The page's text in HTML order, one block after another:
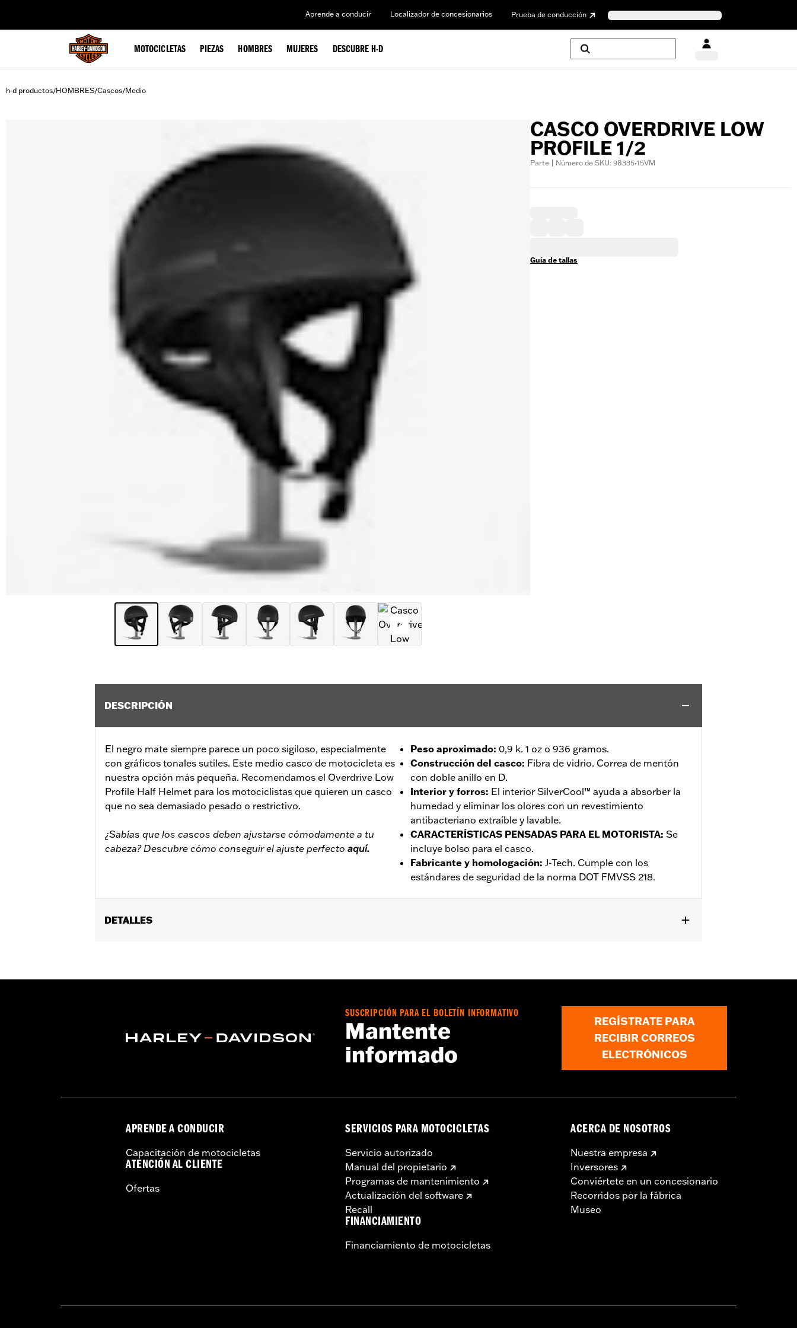
Aprende a conducir Localizador de concesionarios Prueba de conducción
MOTOCICLETAS PIEZAS HOMBRES MUJERES DESCUBRE H-D
h-d productos/HOMBRES/Cascos/Medio
CASCO OVERDRIVE LOW
PROFILE 1/2
Parte | Número de SKU: 98335-15VM
Guía de tallas
DESCRIPCIÓN
El negro mate siempre parece un poco sigiloso, especialmente
con gráficos tonales sutiles. Este medio casco de motocicleta es
nuestra opción más pequeña. Recomendamos el Overdrive Low
Profile Half Helmet para los motociclistas que quieren un casco
que no sea demasiado pesado o restrictivo.
¿Sabías que los cascos deben ajustarse cómodamente a tu
cabeza? Descubre cómo conseguir el ajuste perfecto aquí.
Peso aproximado: 0,9 k. 1 oz o 936 gramos.
Construcción del casco: Fibra de vidrio. Correa de mentón
con doble anillo en D.
Interior y forros: El interior SilverCool™ ayuda a absorber la
humedad y eliminar los olores con un revestimiento
antibacteriano extraíble y lavable.
CARACTERÍSTICAS PENSADAS PARA EL MOTORISTA: Se
incluye bolso para el casco.
Fabricante y homologación: J-Tech. Cumple con los
estándares de seguridad de la norma DOT FMVSS 218.
DETALLES
Características funcionales:Antimicrobiano,Antideslizante,Absorbe la humedad,Forro extraíble
SUSCRIPCIÓN PARA EL BOLETÍN INFORMATIVO
Mantente
informado
REGÍSTRATE PARA
RECIBIR CORREOS
ELECTRÓNICOS
APRENDE A CONDUCIR
Capacitación de motocicletas
ATENCIÓN AL CLIENTE
Ofertas
SERVICIOS PARA MOTOCICLETAS
Servicio autorizado
Manual del propietario
Programas de mantenimiento
Actualización del software
Recall
FINANCIAMIENTO
Financiamiento de motocicletas
ACERCA DE NOSOTROS
Nuestra empresa
Inversores
Conviértete en un concesionario
Recorridos por la fábrica
Museo